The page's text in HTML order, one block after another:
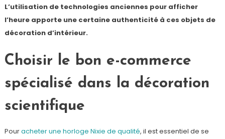
L’utilisation de technologies anciennes pour afficher
l’heure apporte une certaine authenticité à ces objets de
décoration d’intérieur.
Choisir le bon e-commerce
spécialisé dans la décoration
scientifique
Pouracheter une horloge Nixie de qualité, il est essentiel de se